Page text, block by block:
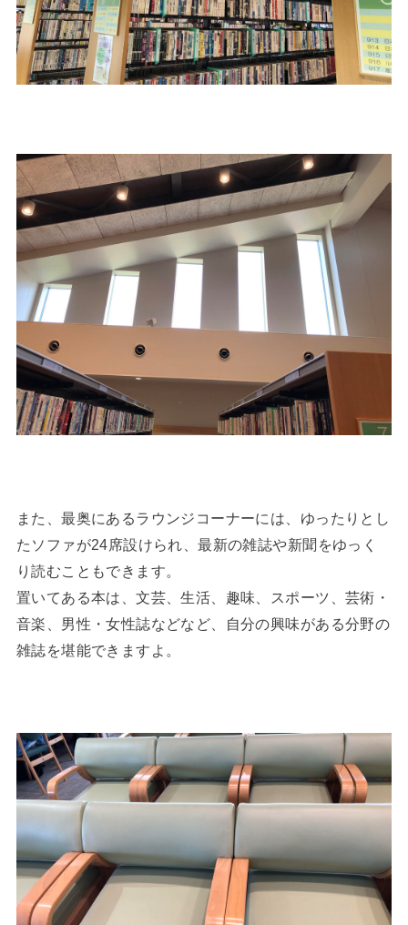
また、最奥にあるラウンジコーナーには、ゆったりとし
たソファが24席設けられ、最新の雑誌や新聞をゆっく
り読むこともできます。
置いてある本は、文芸、生活、趣味、スポーツ、芸術・
音楽、男性・女性誌などなど、自分の興味がある分野の
雑誌を堪能できますよ。